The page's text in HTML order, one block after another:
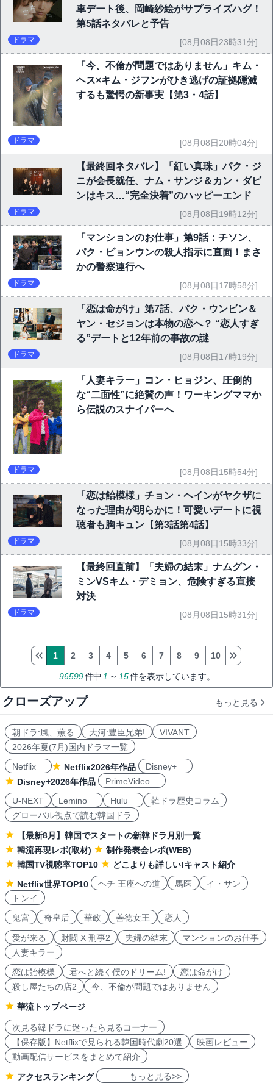
車デート後、岡崎紗絵がサプライズハグ！
第5話ネタバレと予告
ドラマ [08月08日23時31分]
「今、不倫が問題ではありません」キム・
ヘス×キム・ジフンがひき逃げの証拠隠滅
するも驚愕の新事実【第3・4話】
ドラマ [08月08日20時04分]
【最終回ネタバレ】「紅い真珠」パク・ジ
ニが会長就任、ナム・サンジ＆カン・ダビ
ンはキス…“完全決着”のハッピーエンド
ドラマ [08月08日19時12分]
「マンションのお仕事」第9話：チソン、
パク・ビョンウンの殺人指示に直面！まさ
かの警察連行へ
ドラマ [08月08日17時58分]
「恋は命がけ」第7話、パク・ウンビン＆
ヤン・セジョンは本物の恋へ？ “恋人すぎ
る”デートと12年前の事故の謎
ドラマ [08月08日17時19分]
「人妻キラー」コン・ヒョジン、圧倒的
な“二面性”に絶賛の声！ワーキングママか
ら伝説のスナイパーへ
ドラマ [08月08日15時54分]
「恋は飴模様」チョン・ヘインがヤクザに
なった理由が明らかに！可愛いデートに視
聴者も胸キュン【第3話第4話】
ドラマ [08月08日15時33分]
【最終回直前】「夫婦の結末」ナムグン・
ミンVSキム・デミョン、危険すぎる直接
対決
ドラマ [08月08日15時31分]
96599件中 1 ～ 15件を表示しています。
1 2 3 4 5 6 7 8 9 10
クローズアップ もっと見る
朝ドラ:風、薫る 大河:豊臣兄弟!
VIVANT
2026年夏(7月)国内ドラマ一覧
Netflix
Netflix2026年作品
Disney+
Disney+2026年作品
PrimeVideo
U-NEXT
Lemino Hulu
韓ドラ歴史コラム
グローバル視点で読む韓国ドラ
【最新8月】韓国でスタートの新韓ドラ月別一覧
韓流再現レポ(取材)
制作発表会レポ(WEB)
韓国TV視聴率TOP10
どこよりも詳しい!キャスト紹介
Netflix世界TOP10
ヘチ 王座への道 馬医
イ・サン
トンイ
鬼宮
奇皇后 華政 善徳女王 恋人
愛が来る 財閥 X 刑事2 夫婦の結末
マンションのお仕事
人妻キラー
恋は飴模様
君へと続く僕のドリーム!
恋は命がけ
殺し屋たちの店2
今、不倫が問題ではありません
華流トップページ
次見る韓ドラに迷ったら見るコーナー
【保存版】Netflixで見られる韓国時代劇20選
映画レビュー
動画配信サービスをまとめて紹介
アクセスランキング もっと見る>>